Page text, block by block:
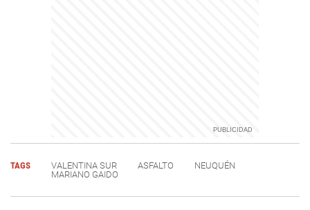
TAGS VALENTINA SUR ASFALTO
NEUQUÉN
MARIANO GAIDO